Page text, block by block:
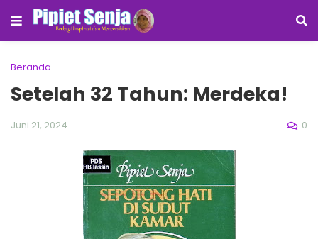
Beranda
Setelah 32 Tahun: Merdeka!
Juni 21, 2024 0